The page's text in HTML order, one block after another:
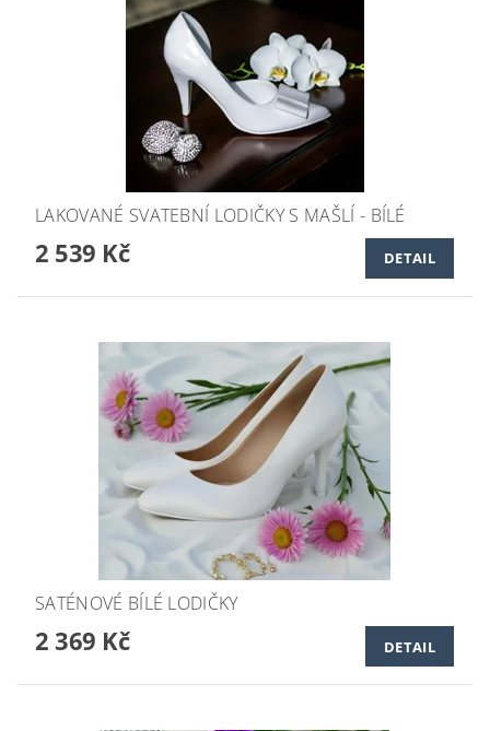
LAKOVANÉ SVATEBNÍ LODIČKY S MAŠLÍ - BÍLÉ
2 539 Kč DETAIL
SATÉNOVÉ BÍLÉ LODIČKY
2 369 Kč DETAIL